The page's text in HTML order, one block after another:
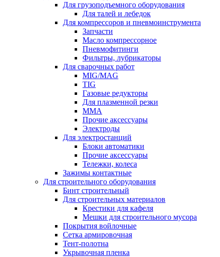
Для грузоподъемного оборудования
Для талей и лебедок
Для компрессоров и пневмоинструмента
Запчасти
Масло компрессорное
Пневмофитинги
Фильтры, лубрикаторы
Для сварочных работ
MIG/MAG
TIG
Газовые редукторы
Для плазменной резки
ММА
Прочие аксессуары
Электроды
Для электростанций
Блоки автоматики
Прочие аксессуары
Тележки, колеса
Зажимы контактные
Для строительного оборудования
Бинт строительный
Для строительных материалов
Крестики для кафеля
Мешки для строительного мусора
Покрытия войлочные
Сетка армировочная
Тент-полотна
Укрывочная пленка